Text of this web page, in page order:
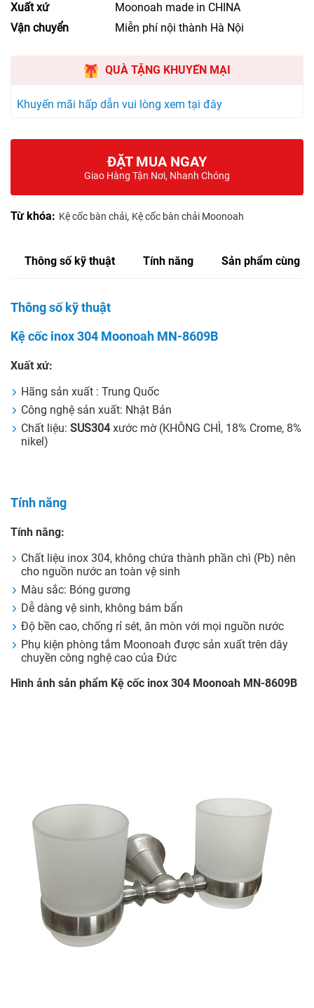
Xuất xứ
Moonoah made in CHINA
Vận chuyển
Miễn phí nội thành Hà Nội
QUÀ TẶNG KHUYẾN MẠI
Khuyến mãi hấp dẫn vui lòng xem tại đây
ĐẶT MUA NGAY
Giao Hàng Tận Nơi, Nhanh Chóng
Từ khóa: Kệ cốc bàn chải, Kệ cốc bàn chải Moonoah
Thông số kỹ thuật Tính năng Sản phẩm cùng
Thông số kỹ thuật
Kệ cốc inox 304 Moonoah MN-8609B
Xuất xứ:
Hãng sản xuất : Trung Quốc
Công nghệ sản xuất: Nhật Bản
Chất liệu: SUS304xước mờ (KHÔNG CHÌ, 18% Crome, 8%
nikel)
Tính năng
Tính năng:
Chất liệu inox 304, không chứa thành phần chì (Pb) nên
cho nguồn nước an toàn vệ sinh
Màu sắc: Bóng gương
Dễ dàng vệ sinh, không bám bẩn
Độ bền cao, chống rỉ sét, ăn mòn với mọi nguồn nước
Phụ kiện phòng tắm Moonoah được sản xuất trên dây
chuyền công nghệ cao của Đức
Hình ảnh sản phẩm Kệ cốc inox 304 Moonoah MN-8609B